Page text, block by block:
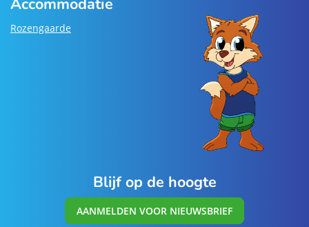
Accommodatie
Rozengaarde
Blijf op de hoogte
AANMELDEN VOOR NIEUWSBRIEF